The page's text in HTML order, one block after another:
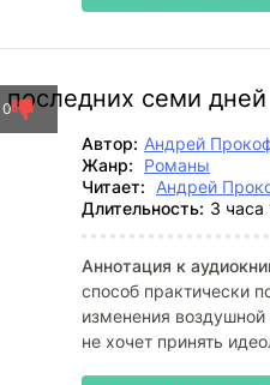
семи дней
0
Автор: Андрей
Жанр:
Романы
Читает:
Андрей
Длительность: 3 часа
Аннотация к
способ практически
изменения
не хочет принять